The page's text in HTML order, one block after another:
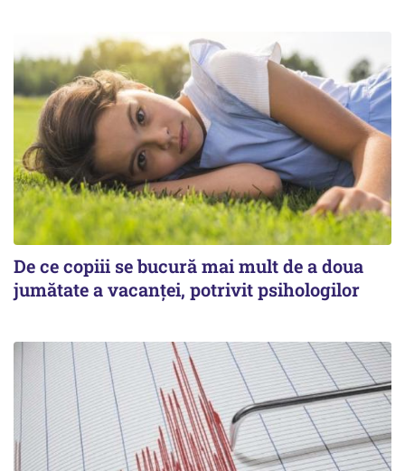
De ce copiii se bucură mai mult de a doua
jumătate a vacanței, potrivit psihologilor